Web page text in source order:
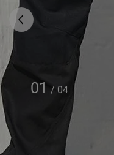
01 / 04